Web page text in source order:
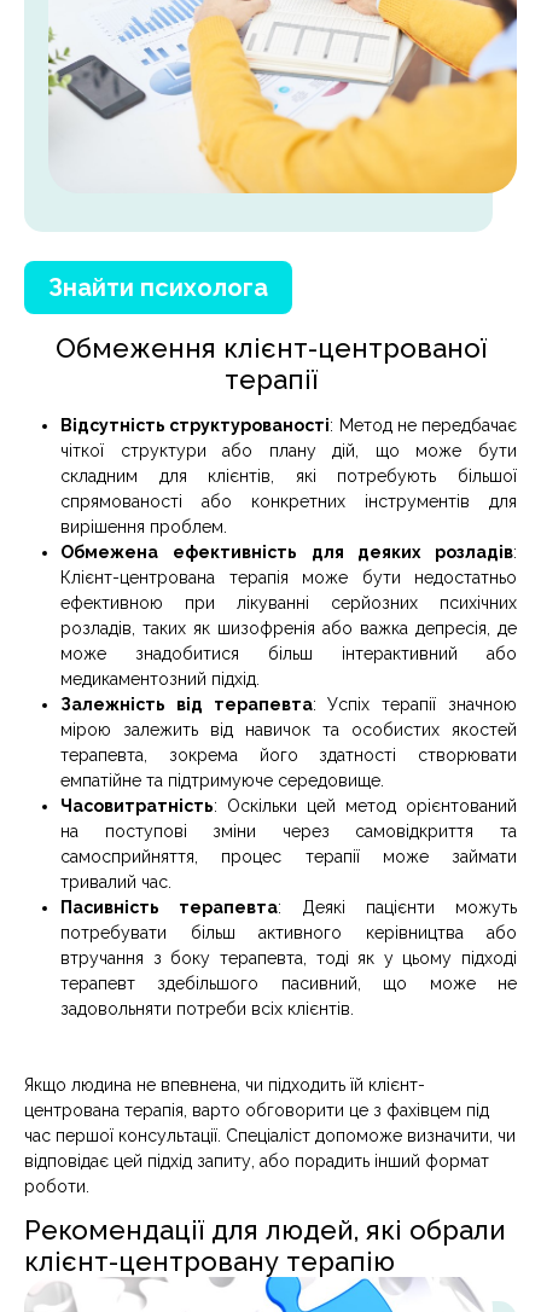
Знайти психолога
Обмеження клієнт-центрованої
терапії
Відсутність структурованості: Метод не передбачає
чіткої структури або плану дій, що може бути
складним для клієнтів, які потребують більшої
спрямованості або конкретних інструментів для
вирішення проблем.
Обмежена ефективність для деяких розладів:
Клієнт-центрована терапія може бути недостатньо
ефективною при лікуванні серйозних психічних
розладів, таких як шизофренія або важка депресія, де
може знадобитися більш інтерактивний або
медикаментозний підхід.
Залежність від терапевта: Успіх терапії значною
мірою залежить від навичок та особистих якостей
терапевта, зокрема його здатності створювати
емпатійне та підтримуюче середовище.
Часовитратність: Оскільки цей метод орієнтований
на поступові зміни через самовідкриття та
самосприйняття, процес терапії може займати
тривалий час.
Пасивність терапевта: Деякі пацієнти можуть
потребувати більш активного керівництва або
втручання з боку терапевта, тоді як у цьому підході
терапевт здебільшого пасивний, що може не
задовольняти потреби всіх клієнтів.
Якщо людина не впевнена, чи підходить їй клієнт-
центрована терапія, варто обговорити це з фахівцем під
час першої консультації. Спеціаліст допоможе визначити, чи
відповідає цей підхід запиту, або порадить інший формат
роботи.
Рекомендації для людей, які обрали
клієнт-центровану терапію